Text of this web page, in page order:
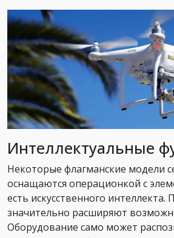
Интеллектуальные
Некоторые флагманские модели
оснащаются операционкой с
есть искусственного
значительно расширяют
Оборудование само может